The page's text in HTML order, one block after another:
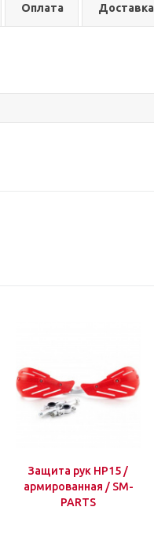
Оплата Доставка
Защита рук HP15 /
армированная / SM-
PARTS